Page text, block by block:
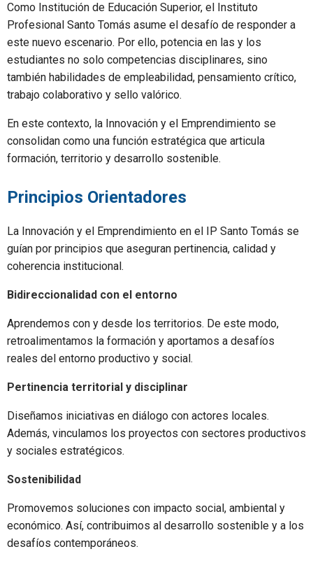
Como Institución de Educación Superior, el Instituto
Profesional Santo Tomás asume el desafío de responder a
este nuevo escenario. Por ello, potencia en las y los
estudiantes no solo competencias disciplinares, sino
también habilidades de empleabilidad, pensamiento crítico,
trabajo colaborativo y sello valórico.
En este contexto, la Innovación y el Emprendimiento se
consolidan como una función estratégica que articula
formación, territorio y desarrollo sostenible.
Principios Orientadores
La Innovación y el Emprendimiento en el IP Santo Tomás se
guían por principios que aseguran pertinencia, calidad y
coherencia institucional.
Bidireccionalidad con el entorno
Aprendemos con y desde los territorios. De este modo,
retroalimentamos la formación y aportamos a desafíos
reales del entorno productivo y social.
Pertinencia territorial y disciplinar
Diseñamos iniciativas en diálogo con actores locales.
Además, vinculamos los proyectos con sectores productivos
y sociales estratégicos.
Sostenibilidad
Promovemos soluciones con impacto social, ambiental y
económico. Así, contribuimos al desarrollo sostenible y a los
desafíos contemporáneos.